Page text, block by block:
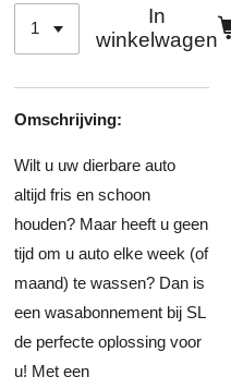
In
winkelwagen
Omschrijving:
Wilt u uw dierbare auto
altijd fris en schoon
houden? Maar heeft u geen
tijd om u auto elke week (of
maand) te wassen? Dan is
een wasabonnement bij SL
de perfecte oplossing voor
u! Met een